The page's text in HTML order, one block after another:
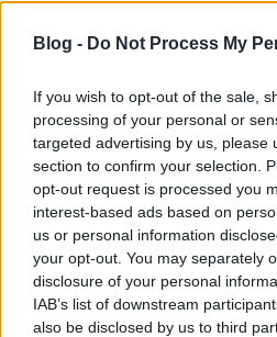
Blog - Do Not Process My
If you wish to opt-out of the sale,
processing of your personal or
targeted advertising by us, please
section to confirm your selection.
opt-out request is processed you
interest-based ads based on
us or personal information
your opt-out. You may separately
disclosure of your personal
IAB’s list of downstream
also be disclosed by us to third
A kormány
TASZ•2011. október 27.
„Amellett, hogy a
határozatban foglalt
rendkívül aggályosnak
hiányosságként tekintünk
nem szerepel a kormányzat,
szervek felelősségének
Jovánovics Eszter, a TASZ…